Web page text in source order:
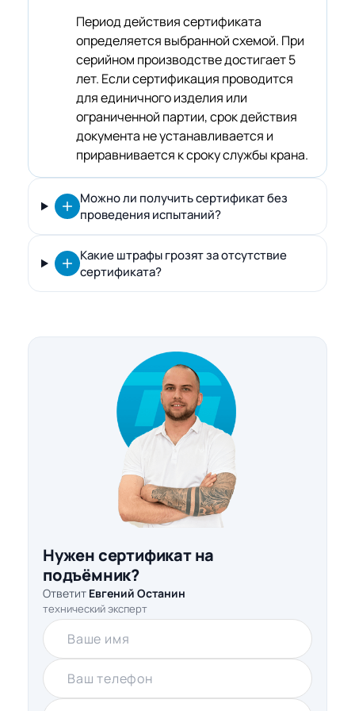
Период действия сертификата
определяется выбранной схемой. При
серийном производстве достигает 5
лет. Если сертификация проводится
для единичного изделия или
ограниченной партии, срок действия
документа не устанавливается и
приравнивается к сроку службы крана.
Можно ли получить сертификат без
проведения испытаний?
Какие штрафы грозят за отсутствие
сертификата?
Нужен сертификат на
подъёмник?
Ответит Евгений Останин
технический эксперт
Ваше имя
Ваш телефон